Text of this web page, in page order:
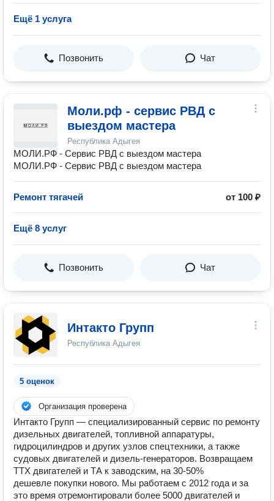
Ещё 1 услуга
Позвонить Чат
Моли.рф - сервис РВД с
выездом мастера
Республика Адыгея
МОЛИ.РФ - Сервис РВД с выездом мастера
МОЛИ.РФ - Сервис РВД с выездом мастера
Ремонт тягачей от 100 ₽
Ещё 8 услуг
Позвонить Чат
Интакто Групп
Республика Адыгея
5 оценок
Организация проверена
Интакто Групп — специализированный сервис по ремонту
дизельных двигателей, топливной аппаратуры,
гидроцилиндров и других узлов спецтехники, а также
судовых двигателей и дизель-генераторов. Возвращаем
ТТХ двигателей и ТА к заводским, на 30-50%
дешевле покупки нового. Мы работаем с 2012 года и за
это время отремонтировали более 5000 двигателей и